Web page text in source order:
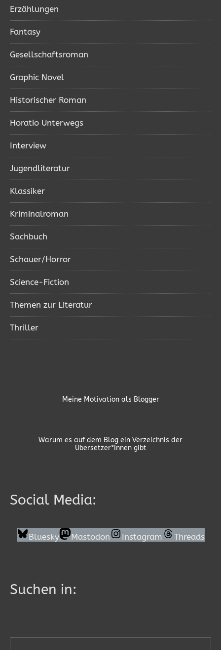
Erzählungen
Fantasy
Gesellschaftsroman
Graphic Novel
Historischer Roman
Horatio Unterwegs
Interview
Jugendliteratur
Klassiker
Kriminalroman
Sachbuch
Schauer/Horror
Science-Fiction
Themen zur Literatur
Thriller
Meine Motivation als Blogger
Warum es auf dem Blog ein Verzeichnis der
Übersetzer*innen gibt
Social Media:
Bluesky Mastodon Instagram Threads
Suchen in: